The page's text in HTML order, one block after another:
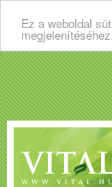
Ez a weboldal